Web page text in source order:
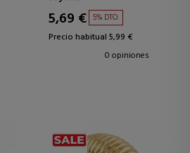
5,69 € 5% DTO.
Precio habitual 5,99 €
0 opiniones